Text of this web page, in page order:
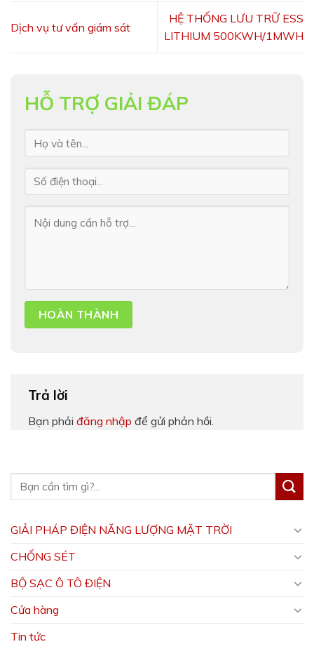
Dịch vụ tư vấn giám sát
HỆ THỐNG LƯU TRỮ ESS
LITHIUM 500KWH/1MWH
HỖ TRỢ GIẢI ĐÁP
Trả lời
Bạn phải đăng nhập để gửi phản hồi.
GIẢI PHÁP ĐIỆN NĂNG LƯỢNG MẶT TRỜI
CHỐNG SÉT
BỘ SẠC Ô TÔ ĐIỆN
Cửa hàng
Tin tức